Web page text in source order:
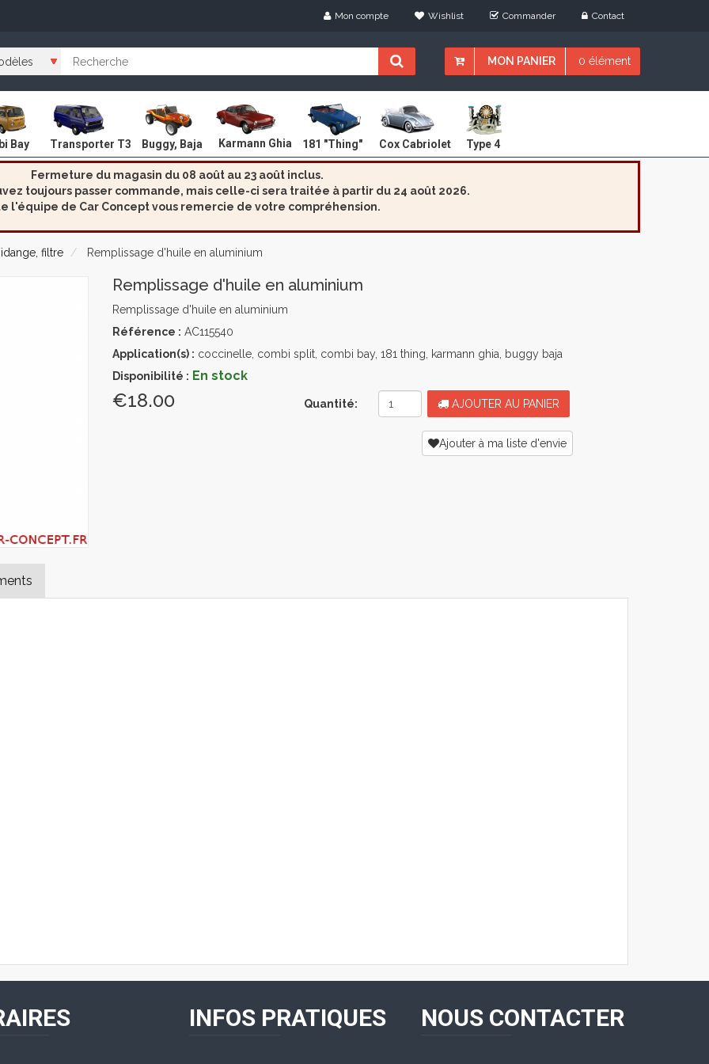
Mon compte Wishlist Commander Contact
MON PANIER 0 élément
Bay Transporter T3 Buggy, Baja Karmann Ghia 181 "Thing" Cox Cabriolet Type 4
Fermeture du magasin du 08 août au 23 août inclus.
toujours passer commande, mais celle-ci sera traitée à partir du 24 août 2026.
l'équipe de Car Concept vous remercie de votre compréhension.
filtre Remplissage d'huile en aluminium
Remplissage d'huile en aluminium
Remplissage d'huile en aluminium
Référence : AC115540
Application(s) : coccinelle, combi split, combi bay, 181 thing, karmann ghia, buggy baja
Disponibilité : En stock
€18.00 Quantité: AJOUTER AU PANIER
Ajouter à ma liste d'envie
INFOS PRATIQUES NOUS CONTACTER